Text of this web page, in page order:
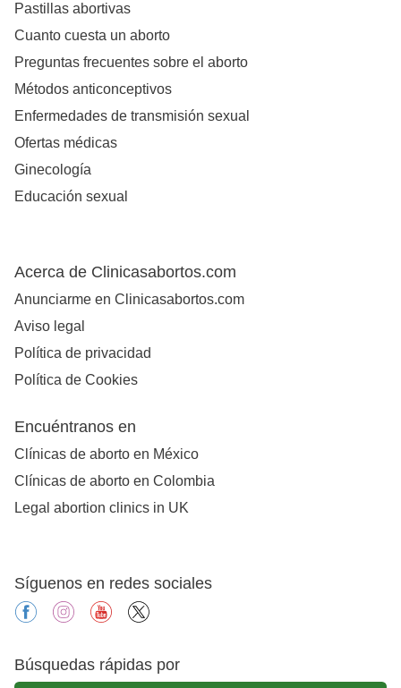
Pastillas abortivas
Cuanto cuesta un aborto
Preguntas frecuentes sobre el aborto
Métodos anticonceptivos
Enfermedades de transmisión sexual
Ofertas médicas
Ginecología
Educación sexual
Acerca de Clinicasabortos.com
Anunciarme en Clinicasabortos.com
Aviso legal
Política de privacidad
Política de Cookies
Encuéntranos en
Clínicas de aborto en México
Clínicas de aborto en Colombia
Legal abortion clinics in UK
Síguenos en redes sociales
facebookinstagramyoutube
Búsquedas rápidas por